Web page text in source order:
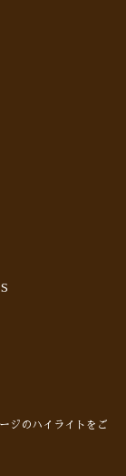
ジのハイライトをご